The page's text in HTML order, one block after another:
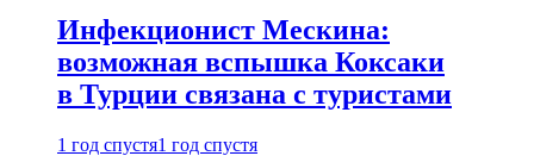
Инфекционист Мескина:
возможная вспышка Коксаки
в Турции связана с туристами
1 год спустя1 год спустя